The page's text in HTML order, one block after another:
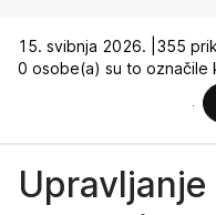
15. svibnja 2026. | 355
0 osobe(a) su to označile